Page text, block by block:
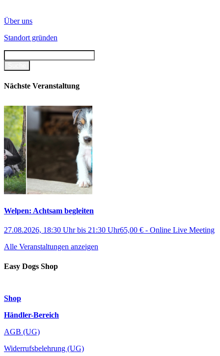
Über uns
Standort gründen
Nächste Veranstaltung
Welpen: Achtsam begleiten
27.08.2026, 18:30 Uhrbis 21:30 Uhr65,00 € - Online Live Meeting
Alle Veranstaltungen anzeigen
Easy Dogs Shop
Shop
Händler-Bereich
AGB (UG)
Widerrufsbelehrung (UG)